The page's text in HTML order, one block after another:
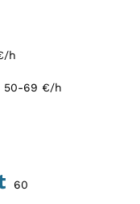
h
50-69 €/h
60